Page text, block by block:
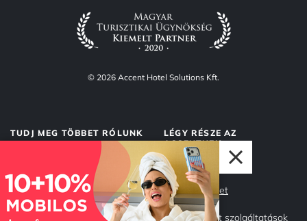
© 2026 Accent Hotel Solutions Kft.
TUDJ MEG TÖBBET RÓLUNK
Rólunk
Adatvédelem
LÉGY RÉSZE AZ
ACCENTNEK
Accent Market
Management szolgáltatások